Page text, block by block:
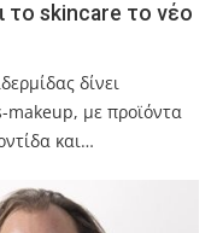
το skincare το νέο
δίνει
makeup, με προϊόντα
και…